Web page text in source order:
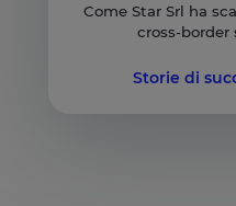
Come Star Srl ha
cross-
Storie di